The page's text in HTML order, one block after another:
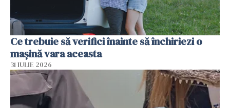
Ce trebuie să verifici înainte să închiriezi o
mașină vara aceasta
31 IULIE 2026